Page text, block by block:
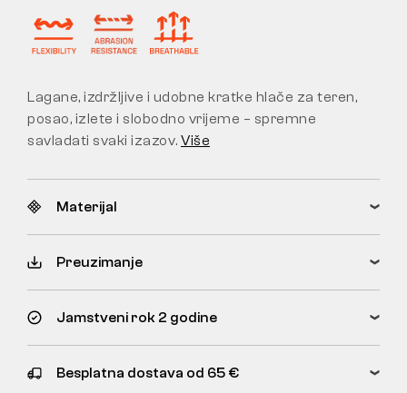
Lagane, izdržljive i udobne kratke hlače za teren,
posao, izlete i slobodno vrijeme – spremne
savladati svaki izazov. Više
Materijal
Preuzimanje
Jamstveni rok 2 godine
Besplatna dostava od 65 €